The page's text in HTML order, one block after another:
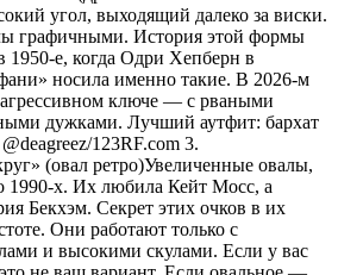
угол, выходящий далеко за виски.
графичными. История этой формы
1950-е, когда Одри Хепберн в
носила именно такие. В 2026-м
ключе — с рваными
дужками. Лучший аутфит: бархат
123RF.com 3.
(овал ретро)Увеличенные овалы,
х. Их любила Кейт Мосс, а
Бекхэм. Секрет этих очков в их
Они работают только с
и высокими скулами. Если у вас